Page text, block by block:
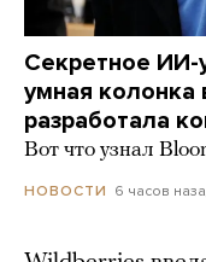
Секретное ИИ-
умная колонка
разработала
Вот что узнал
НОВОСТИ 6 часов